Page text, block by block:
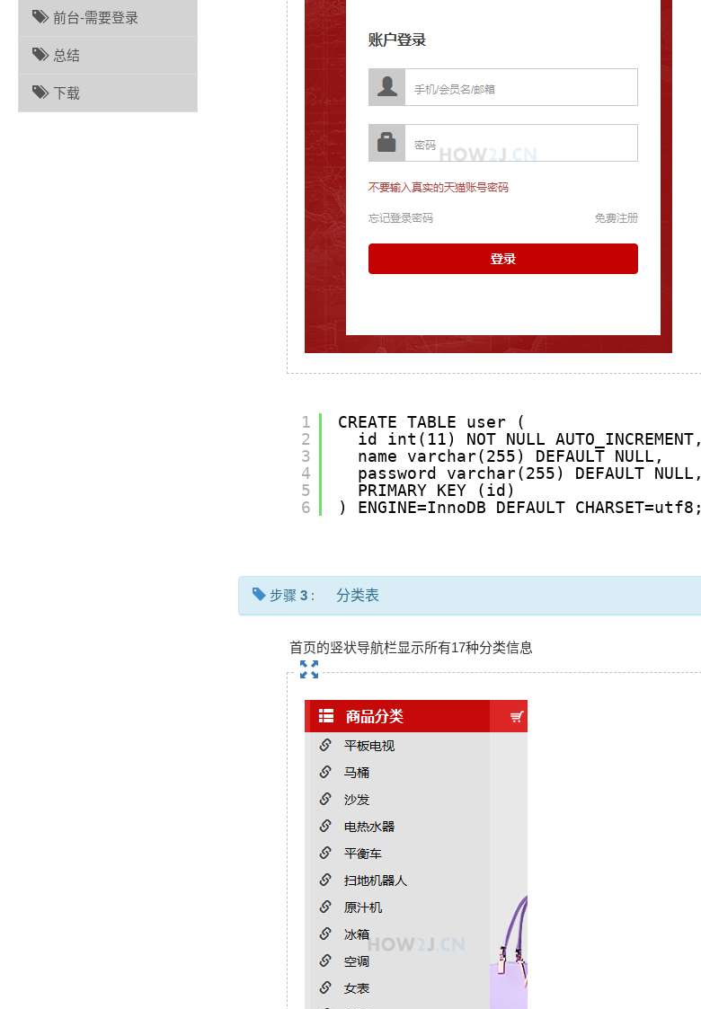
前台-需要登录
总结
下载
1
2
3
4
5
6
CREATE TABLE user (
id int(11) NOT NULL AUTO_INCREMENT,
name varchar(255) DEFAULT NULL,
password varchar(255) DEFAULT NULL,
PRIMARY KEY (id)
) ENGINE=InnoDB DEFAULT CHARSET=utf8;
步骤 3 : 分类表
首页的竖状导航栏显示所有17种分类信息